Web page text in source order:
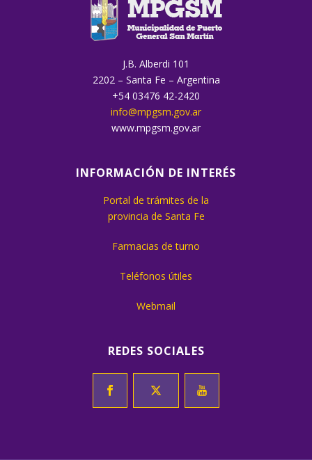
J.B. Alberdi 101
2202 – Santa Fe – Argentina
+54 03476 42-2420
info@mpgsm.gov.ar
www.mpgsm.gov.ar
INFORMACIÓN DE INTERÉS
Portal de trámites de la
provincia de Santa Fe
Farmacias de turno
Teléfonos útiles
Webmail
REDES SOCIALES